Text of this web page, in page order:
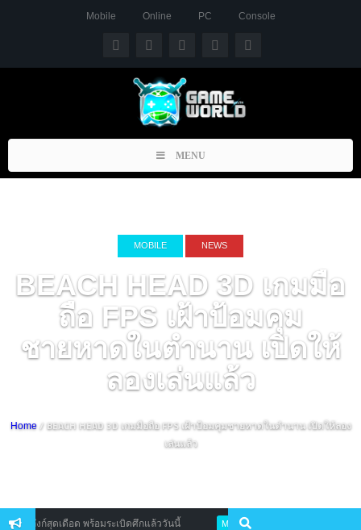
Mobile Online PC Console
Toggle
navigation
MENU
MOBILE NEWS
BEACH HEAD 3D เกมมือ
ถือ FPS เฝ้าป้อมคุม
ชายหาดในตำนาน เปิดให้
ลองเล่นแล้ว
Home/ BEACH HEAD 3D เกมมือถือ FPS เฝ้าป้อมคุมชายหาดในตำนาน เปิดให้ลอง
เล่นแล้ว
ลังก์สุดเดือด พร้อมระเบิดศึกแล้ววันนี้ Mobile Btooom เกม RPG ตัวใหม่จา